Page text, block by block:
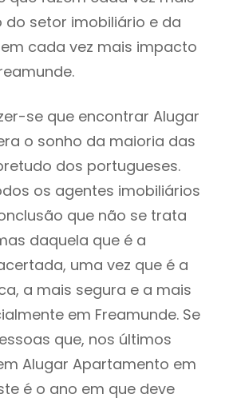
do setor imobiliário e da
cada vez mais impacto
se que encontrar Alugar
o sonho da maioria das
dos portugueses.
os agentes imobiliários
que não se trata
daquela que é a
uma vez que é a
a mais segura e a mais
em Freamunde. Se
que, nos últimos
Alugar Apartamento em
é o ano em que deve